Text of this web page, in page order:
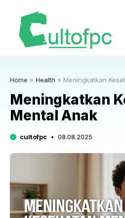
Home » Health » Meningkatkan
Meningkatkan
Mental Anak
cultofpc 08.08.2025